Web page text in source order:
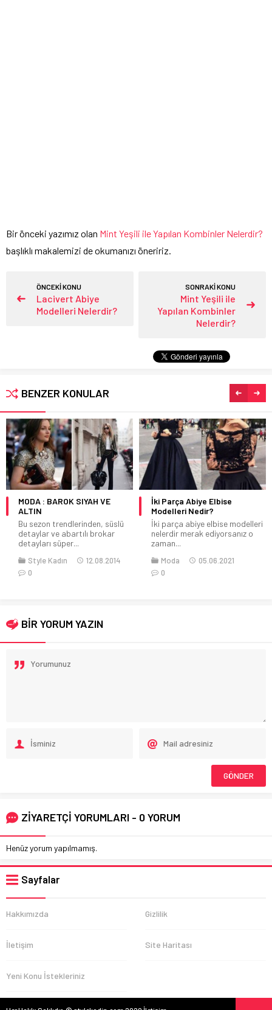
Bir önceki yazımız olan Mint Yeşili ile Yapılan Kombinler Nelerdir?
başlıklı makalemizi de okumanızı öneririz.
ÖNCEKİ KONU
Lacivert Abiye
Modelleri Nelerdir?
SONRAKİ KONU
Mint Yeşili ile
Yapılan Kombinler
Nelerdir?
BENZER KONULAR
MODA : BAROK SIYAH VE
ALTIN
Bu sezon trendlerinden, süslü
detaylar ve abartılı brokar
detayları süper...
Style Kadın
12.08.2014
0
İki Parça Abiye Elbise
Modelleri Nedir?
İki parça abiye elbise modelleri
nelerdir merak ediyorsanız o
zaman...
Moda
05.06.2021
0
BİR YORUM YAZIN
ZİYARETÇİ YORUMLARI - 0 YORUM
Henüz yorum yapılmamış.
Sayfalar
Hakkımızda Gizlilik
İletişim Site Haritası
Yeni Konu İstekleriniz